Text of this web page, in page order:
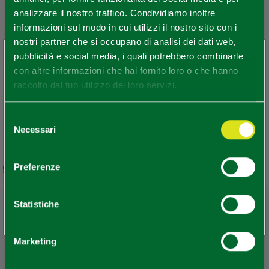
analizzare il nostro traffico. Condividiamo inoltre
informazioni sul modo in cui utilizzi il nostro sito con i
nostri partner che si occupano di analisi dei dati web,
pubblicità e social media, i quali potrebbero combinarle
con altre informazioni che hai fornito loro o che hanno
raccolto dal tuo utilizzo dei loro servizi.
delNecessari
Preferenze
Statistiche
Marketing
Leaflet|Powered by
×
Sei arrivato in ritardo...